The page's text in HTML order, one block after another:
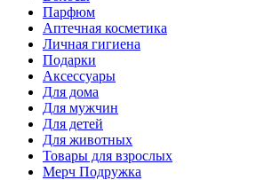
Парфюм
Аптечная косметика
Личная гигиена
Подарки
Аксессуары
Для дома
Для мужчин
Для детей
Для животных
Товары для взрослых
Мерч Подружка